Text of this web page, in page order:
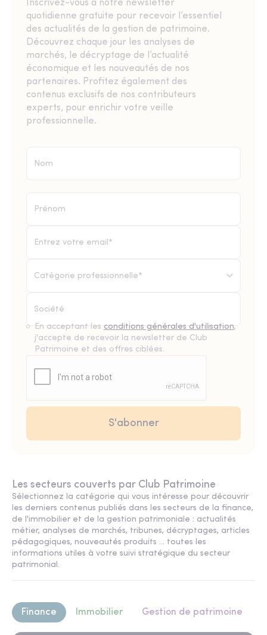
Inscrivez-vous à notre newsletter
quotidienne gratuite pour recevoir l’essentiel
des actualités de la gestion de patrimoine.
Découvrez chaque jour les analyses de
marchés, le décryptage de l’actualité
économique et les nouveautés de nos
partenaires. Profitez également des
contenus exclusifs de nos contributeurs
experts, pour enrichir votre veille
professionnelle.
Catégorie professionnelle*
En acceptant les conditions générales d'utilisation,
j'accepte de recevoir la newsletter de Club
Patrimoine et des offres ciblées.
Les secteurs couverts par Club Patrimoine
Sélectionnez la catégorie qui vous intéresse pour découvrir
les derniers contenus publiés dans les secteurs de la finance,
de l'immobilier et de la gestion patrimoniale : actualités
métier, analyses de marchés, tribunes, décryptages, articles
pédagogiques, nouveautés produits ... toutes les
informations utiles à votre suivi stratégique du secteur
patrimonial.
Finance Immobilier Gestion de patrimoine